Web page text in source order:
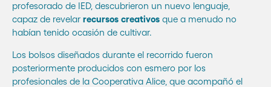
profesorado de IED, descubrieron un nuevo lenguaje,
capaz de revelar recursos creativos que a menudo no
habían tenido ocasión de cultivar.
Los bolsos diseñados durante el recorrido fueron
posteriormente producidos con esmero por los
profesionales de la Cooperativa Alice, que acompañó el